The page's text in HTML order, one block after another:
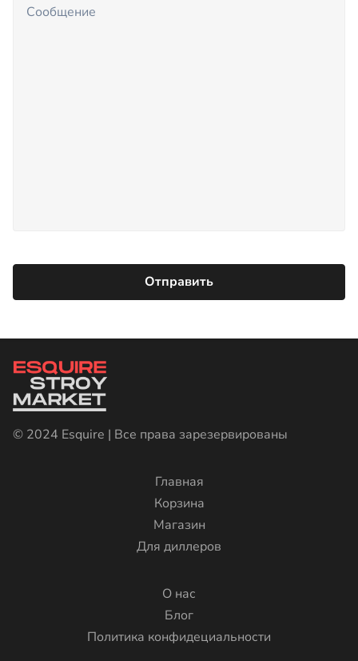
© 2024 Esquire | Все права зарезервированы
Главная
Корзина
Магазин
Для диллеров
О нас
Блог
Политика конфидециальности